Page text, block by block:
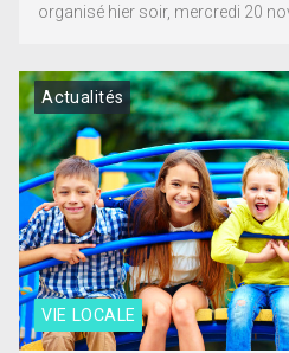
organisé hier soir, mercredi 20
VIE LOCALE
Actualités